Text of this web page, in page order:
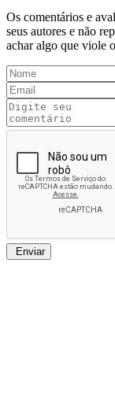
Os comentários e
seus autores e não
achar algo que viole
Enviar